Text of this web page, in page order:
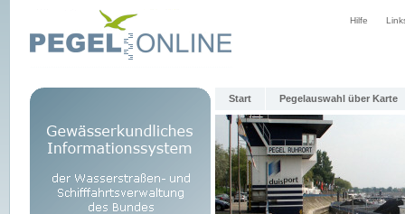
Hilfe
Start Pegelauswahl über Karte